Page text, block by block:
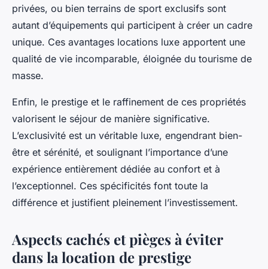
privées, ou bien terrains de sport exclusifs sont
autant d’équipements qui participent à créer un cadre
unique. Ces avantages locations luxe apportent une
qualité de vie incomparable, éloignée du tourisme de
masse.
Enfin, le prestige et le raffinement de ces propriétés
valorisent le séjour de manière significative.
L’exclusivité est un véritable luxe, engendrant bien-
être et sérénité, et soulignant l’importance d’une
expérience entièrement dédiée au confort et à
l’exceptionnel. Ces spécificités font toute la
différence et justifient pleinement l’investissement.
Aspects cachés et pièges à éviter
dans la location de prestige